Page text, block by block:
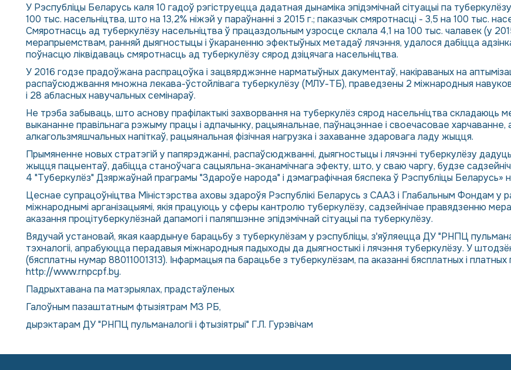
У Рэспубліцы Беларусь каля 10 гадоў рэгіструецца дадатная дынаміка эпідэмічнай сітуацыі па
100 тыс. насельніцтва, што на 13,2% ніжэй у параўнанні з 2015 г.; паказчык смяротнасці - 3,5 на 100 тыс.
Смяротнасць ад туберкулёзу насельніцтва ў працаздольным узросце склала 4,1 на 100 тыс. чалавек (у
мерапрыемствам, ранняй дыягностыцы і ўкараненню эфектыўных метадаў лячэння, удалося дабіцца
поўнасцю ліквідаваць смяротнасць ад туберкулёзу сярод дзіцячага насельніцтва.
У 2016 годзе прадоўжана распрацоўка і зацвярджэнне нарматыўных дакументаў, накіраваных на
распаўсюджвання множна лекава-ўстойлівага туберкулёзу (МЛУ-ТБ), праведзены 2 міжнародныя
і 28 абласных навучальных семінараў.
Не трэба забываць, што аснову прафілактыкі захворвання на туберкулёз сярод насельніцтва складаюць
выкананне правільнага рэжыму працы і адпачынку, рацыянальнае, паўнацэннае і своечасовае
алкагользмяшчальных напіткаў, рацыянальная фізічная нагрузка і захаванне здаровага ладу жыцця.
Прымяненне новых стратэгій у папярэджанні, распаўсюджванні, дыягностыцы і лячэнні туберкулёзу
жыцця пацыентаў, дабіцца станоўчага сацыяльна-эканамічнага эфекту, што, у сваю чаргу, будзе
4 "Туберкулёз" Дзяржаўнай праграмы "Здароўе народа" і дэмаграфічная бяспека ў Рэспубліцы Беларусь»
Цеснае супрацоўніцтва Міністэрства аховы здароўя Рэспублікі Беларусь з СААЗ і Глабальным Фондам у
міжнароднымі арганізацыямі, якія працуюць у сферы кантролю туберкулёзу, садзейнічае правядзенню
аказання процітуберкулёзнай дапамогі і паляпшэнне эпідэмічнай сітуацыі па туберкулёзу.
Вядучай установай, якая каардынуе барацьбу з туберкулёзам у рэспубліцы, з'яўляецца ДУ "РНПЦ
тэхналогіі, апрабуюцца перадавыя міжнародныя падыходы да дыягностыкі і лячэння туберкулёзу. У
(бясплатны нумар 88011001313). Інфармацыя па барацьбе з туберкулёзам, па аказанні бясплатных і
http://www.rnpcpf.by.
Падрыхтавана па матэрыялах, прадстаўленых
Галоўным пазаштатным фтызіятрам МЗ РБ,
дырэктарам ДУ "РНПЦ пульманалогіі і фтызіятрыі" Г.Л. Гурэвічам